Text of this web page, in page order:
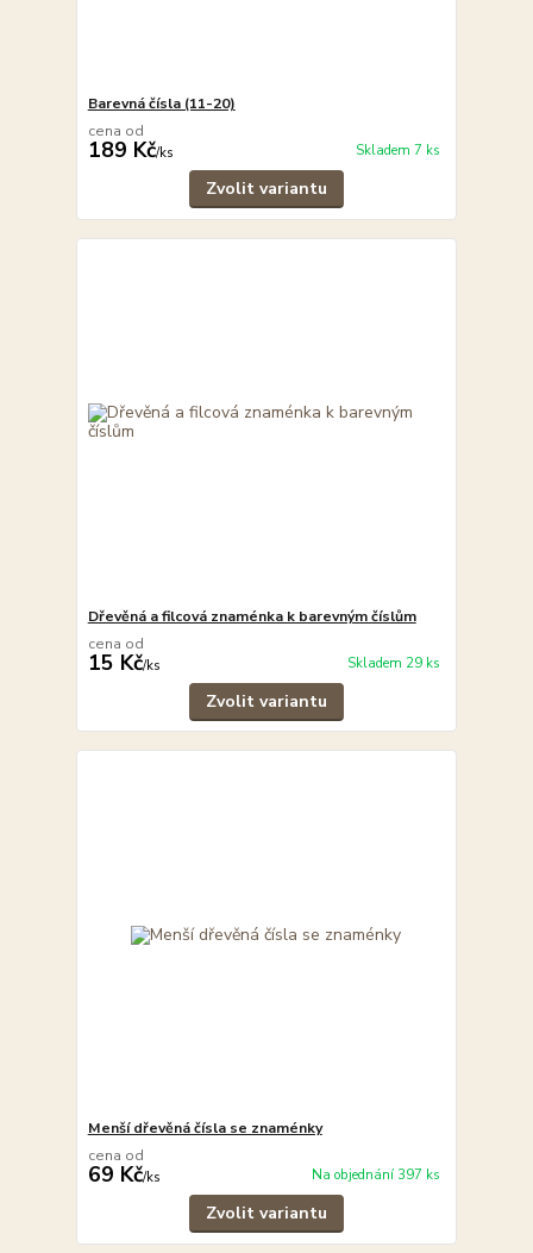
Barevná čísla (11-20)
cena od
189 Kč/ks Skladem 7 ks
Zvolit variantu
Dřevěná a filcová znaménka k barevným číslům
cena od
15 Kč/ks Skladem 29 ks
Zvolit variantu
Menší dřevěná čísla se znaménky
cena od
69 Kč/ks Na objednání 397 ks
Zvolit variantu